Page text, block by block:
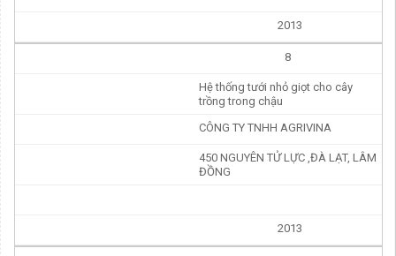
2013
8
Hệ thống tưới nhỏ giọt cho cây
trồng trong chậu
CÔNG TY TNHH AGRIVINA
450 NGUYÊN TỬ LỰC ,ĐÀ LẠT, LÂM
ĐỒNG
2013